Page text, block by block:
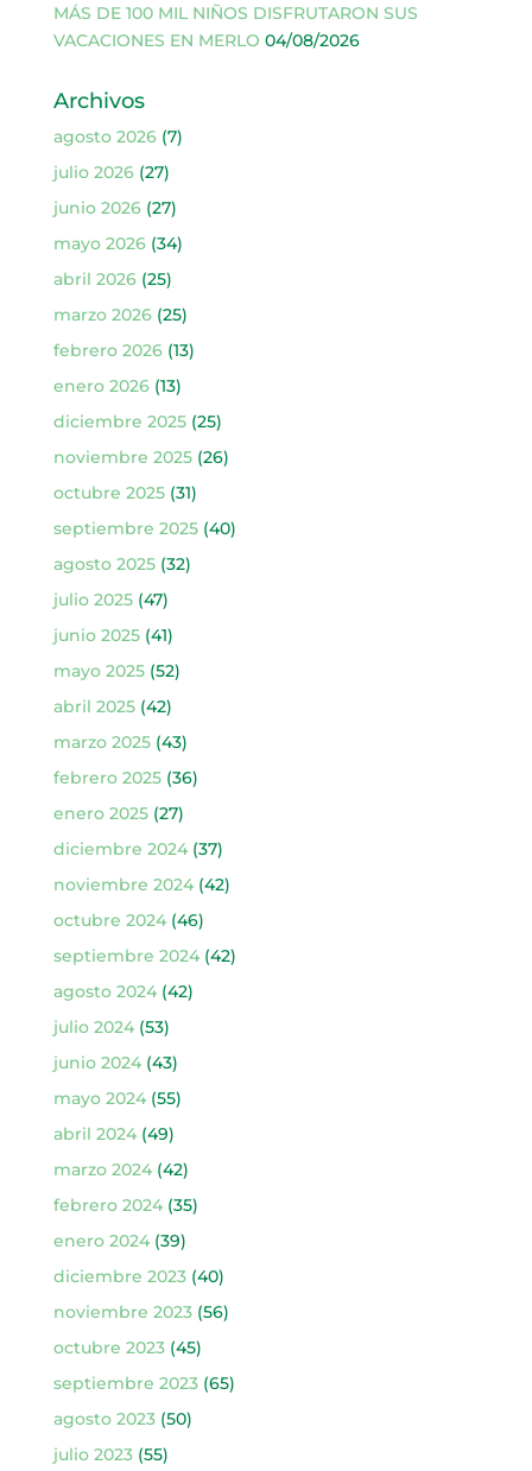
MÁS DE 100 MIL NIÑOS DISFRUTARON SUS
VACACIONES EN MERLO 04/08/2026
Archivos
agosto 2026(7)
julio 2026(27)
junio 2026(27)
mayo 2026(34)
abril 2026(25)
marzo 2026(25)
febrero 2026(13)
enero 2026(13)
diciembre 2025(25)
noviembre 2025(26)
octubre 2025(31)
septiembre 2025(40)
agosto 2025(32)
julio 2025(47)
junio 2025(41)
mayo 2025(52)
abril 2025(42)
marzo 2025(43)
febrero 2025(36)
enero 2025(27)
diciembre 2024(37)
noviembre 2024(42)
octubre 2024(46)
septiembre 2024(42)
agosto 2024(42)
julio 2024(53)
junio 2024(43)
mayo 2024(55)
abril 2024(49)
marzo 2024(42)
febrero 2024(35)
enero 2024(39)
diciembre 2023(40)
noviembre 2023(56)
octubre 2023(45)
septiembre 2023(65)
agosto 2023(50)
julio 2023(55)